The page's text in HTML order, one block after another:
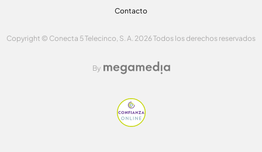
Contacto
Copyright © Conecta 5 Telecinco, S. A. 2026 Todos los derechos reservados
By